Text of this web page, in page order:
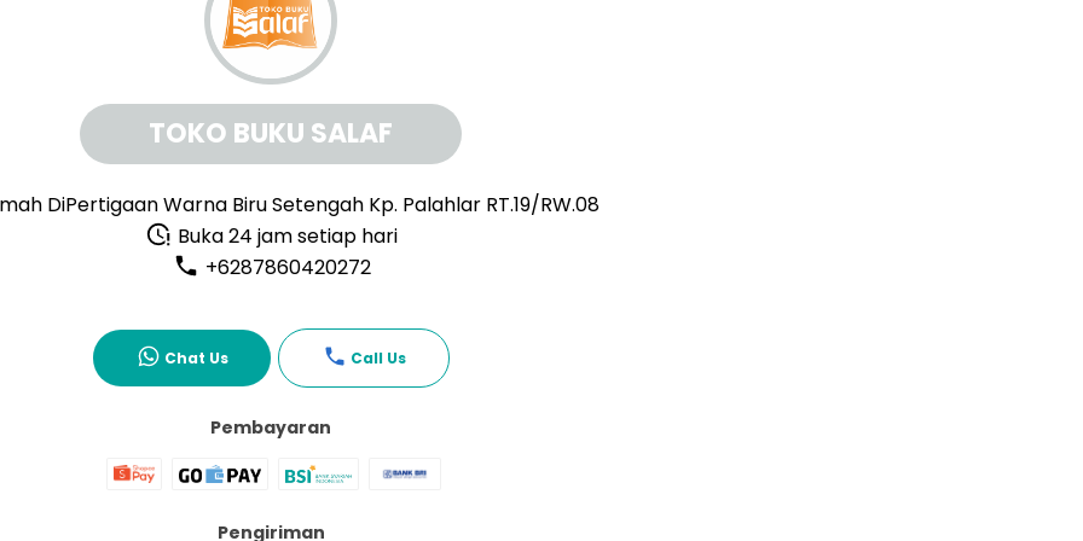
TOKO BUKU SALAF
DiPertigaan Warna Biru Setengah Kp. Palahlar RT.19/RW.08
Buka 24 jam setiap hari
+6287860420272
Chat Us Call Us
Pembayaran
Pengiriman